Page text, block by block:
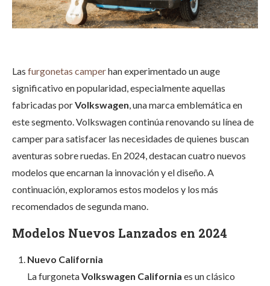
Las furgonetas camperhan experimentado un auge
significativo en popularidad, especialmente aquellas
fabricadas porVolkswagen, una marca emblemática en
este segmento. Volkswagen continúa renovando su línea de
camper para satisfacer las necesidades de quienes buscan
aventuras sobre ruedas. En 2024, destacan cuatro nuevos
modelos que encarnan la innovación y el diseño. A
continuación, exploramos estos modelos y los más
recomendados de segunda mano.
Modelos Nuevos Lanzados en 2024
Nuevo California
La furgonetaVolkswagen California es un clásico